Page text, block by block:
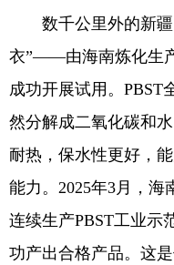
数千公里外的新疆
衣”——由海南炼化生
成功开展试用。PBST
然分解成二氧化碳和
耐热，保水性更好，
能力。2025年3月，海
连续生产PBST工业示
功产出合格产品。这